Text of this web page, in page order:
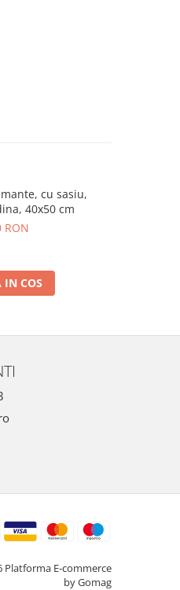
cu sasiu,
40x50 cm
RON
IN COS
Platforma E-commerce
by Gomag